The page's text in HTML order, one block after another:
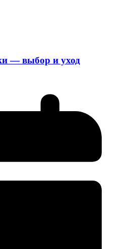
— выбор и уход